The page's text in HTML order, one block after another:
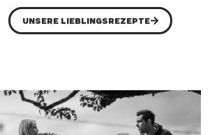
UNSERE LIEBLINGSREZEPTE